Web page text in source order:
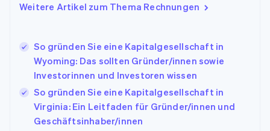
Weitere Artikel zum Thema Rechnungen
So gründen Sie eine Kapitalgesellschaft in
Wyoming: Das sollten Gründer/innen sowie
Investorinnen und Investoren wissen
So gründen Sie eine Kapitalgesellschaft in
Virginia: Ein Leitfaden für Gründer/innen und
Geschäftsinhaber/innen
Irland
ItalianoEnglish
Japan
English
EnglishFrançais
Kroatien
EnglishItaliano